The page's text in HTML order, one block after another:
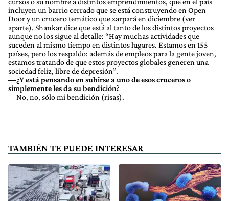
incluyen un barrio cerrado que se está construyendo en Open
Door y un crucero temático que zarpará en diciembre (ver
aparte). Shankar dice que está al tanto de los distintos proyectos
aunque no los sigue al detalle: “Hay muchas actividades que
suceden al mismo tiempo en distintos lugares. Estamos en 155
países, pero los respaldo: además de empleos para la gente joven,
estamos tratando de que estos proyectos globales generen una
sociedad feliz, libre de depresión”.
—¿Y está pensando en subirse a uno de esos cruceros o
simplemente les da su bendición?
—No, no, sólo mi bendición (risas).
TAMBIÉN TE PUEDE INTERESAR